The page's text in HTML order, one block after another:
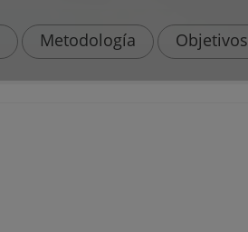
Metodología Objetivos